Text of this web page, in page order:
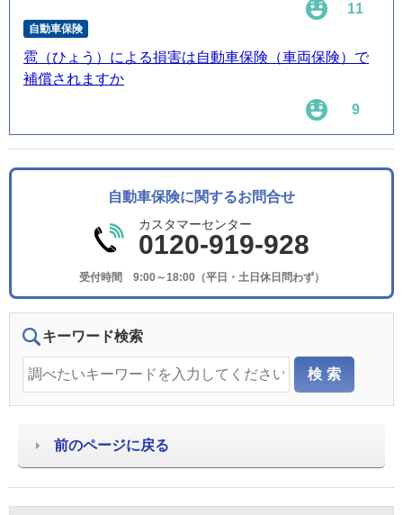
11
自動車保険
雹（ひょう）による損害は自動車保険（車両保険）で
補償されますか
9
自動車保険に関するお問合せ
カスタマーセンター
0120-919-928
受付時間 9:00～18:00（平日・土日休日問わず）
キーワード検索
前のページに戻る